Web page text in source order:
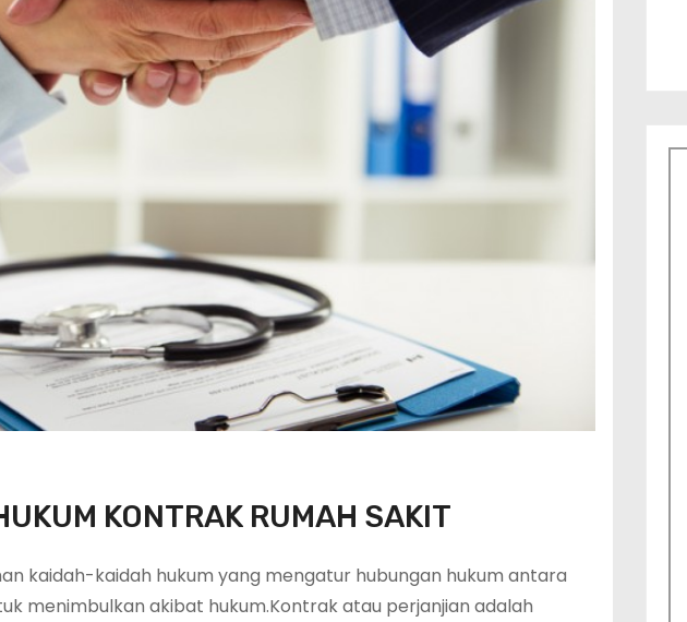
KONTRAK RUMAH SAKIT
kaidah-kaidah hukum yang mengatur hubungan hukum antara
menimbulkan akibat hukum.Kontrak atau perjanjian adalah